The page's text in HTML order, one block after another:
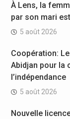
À Lens, la
par son mari
5 août 2026
Coopération:
Abidjan pour la
l’indépendance
5 août 2026
Nouvelle